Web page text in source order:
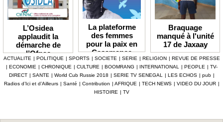
L’Osidea
applaudit la
démarche de
l’Ofnac
La plateforme
des femmes
pour la paix en
Casamance
lauréate du Prix
Icip 2026
Braquage
manqué à l'unité
17 de Jaxaay
ACTUALITE | POLITIQUE | SPORTS | SOCIETE | SERIE | RELIGION | REVUE DE PRESSE
| ECONOMIE | CHRONIQUE | CULTURE | BOOMRANG | INTERNATIONAL | PEOPLE | TV-
DIRECT | SANTE | World Cub Russie 2018 | SERIE TV SENEGAL | LES ECHOS | pub |
Radios d’Ici et d’Ailleurs | Santé | Contribution | AFRIQUE | TECH NEWS | VIDEO DU JOUR |
HISTOIRE | TV